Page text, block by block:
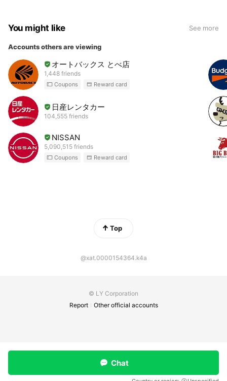
You might like See more
Accounts others are viewing
オートバックス とべ店
1,448 friends
Coupons Reward card
日産レンタカー
104,555 friends
NISSAN
5,090,515 friends
Coupons Reward card
Top
@xat.0000154364.k4a
© LY Corporation
Report
Other official accounts
Chat